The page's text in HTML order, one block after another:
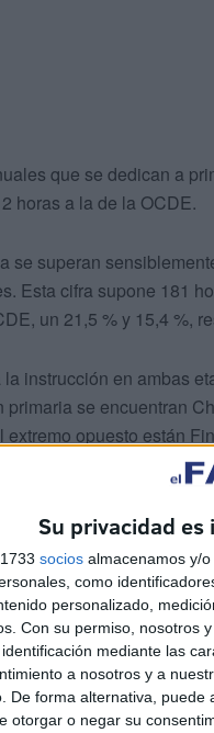
Su privacidad
socios almacenamos y/
como
personalizado,
Con su permiso, nosotros
mediante las
a nosotros y a
De forma alternativa,
otorgar o negar su
que se dedican a
horas a la de la OCDE.
se superan
Esta cifra supone 181
un 21,5 % y 15,4 %,
instrucción en ambas
se encuentran
opuesto están
el número de horas de
(818), mientras cinco
España (1.057),